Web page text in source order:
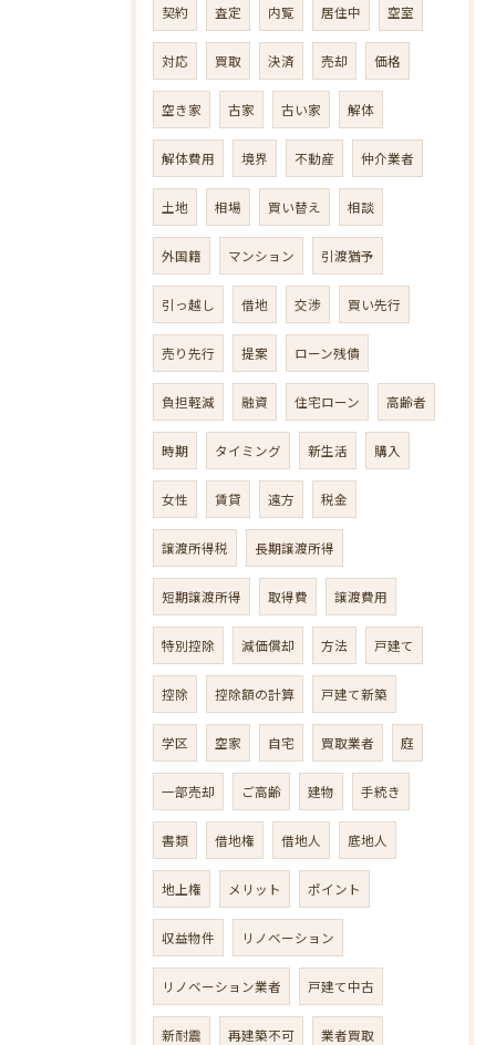
契約 査定 内覧 居住中 空室
対応 買取 決済 売却 価格
空き家 古家 古い家 解体
解体費用 境界 不動産 仲介業者
土地 相場 買い替え 相談
外国籍 マンション 引渡猶予
引っ越し 借地 交渉 買い先行
売り先行 提案 ローン残債
負担軽減 融資 住宅ローン 高齢者
時期 タイミング 新生活 購入
女性 賃貸 遠方 税金
譲渡所得税 長期譲渡所得
短期譲渡所得 取得費 譲渡費用
特別控除 減価償却 方法 戸建て
控除 控除額の計算 戸建て新築
学区 空家 自宅 買取業者 庭
一部売却 ご高齢 建物 手続き
書類 借地権 借地人 底地人
地上権 メリット ポイント
収益物件 リノベーション
リノベーション業者 戸建て中古
新耐震 再建築不可 業者買取